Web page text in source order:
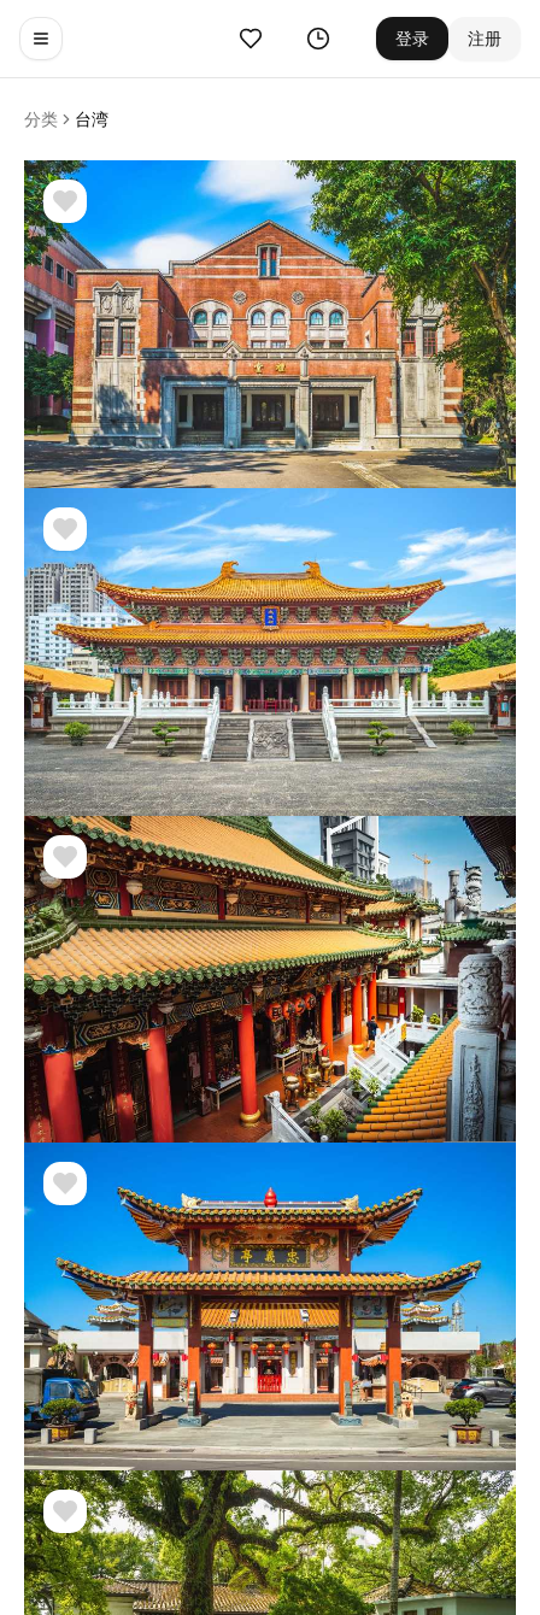
Toggle navigation menu
收藏 历史 登录 注册
分类 台湾